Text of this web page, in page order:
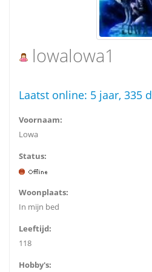
lowalowa1
Laatst online: 5 jaar, 335
Voornaam:
Lowa
Status:
Woonplaats:
In mijn bed
Leeftijd:
118
Hobby's: